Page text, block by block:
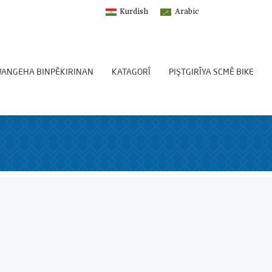
Arabic
Kurdish
BINPÊKIRINAN KATAGORÎ PIŞTGIRÎYA SCMÊ BIKE